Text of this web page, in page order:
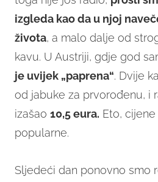
izgleda kao da u njoj
života, a malo dalje od
kavu. U Austriji, gdje god
je uvijek „paprena“. Dvije
od jabuke za prvorođenu, i
izašao 10,5 eura. Eto,
popularne.
Sljedeći dan ponovno smo